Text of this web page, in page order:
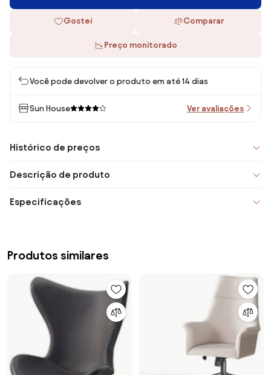
Gostei Comparar
Preço monitorado
Você pode devolver o produto em até 14 dias
Sun House Ver avaliações
Histórico de preços
Descrição de produto
Especificações
Produtos similares